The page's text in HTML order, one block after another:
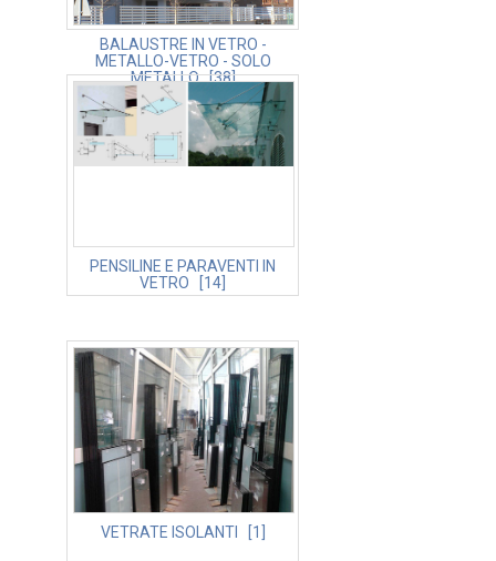
BALAUSTRE IN VETRO -
METALLO-VETRO - SOLO
METALLO [38]
PENSILINE E PARAVENTI IN
VETRO [14]
VETRATE ISOLANTI [1]